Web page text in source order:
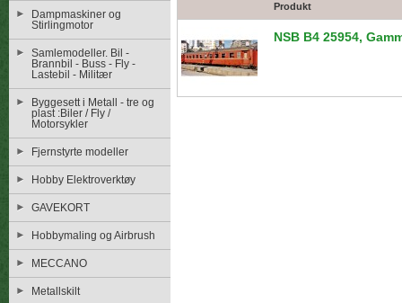
Dampmaskiner og
Stirlingmotor
Samlemodeller. Bil -
Brannbil - Buss - Fly -
Lastebil - Militær
Byggesett i Metall - tre og
plast :Biler / Fly /
Motorsykler
Fjernstyrte modeller
Hobby Elektroverktøy
GAVEKORT
Hobbymaling og Airbrush
MECCANO
Metallskilt
Produkt
NSB B4 25954,